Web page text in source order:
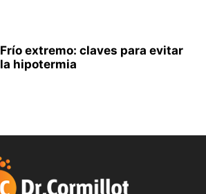
Frío extremo: claves para evitar
la hipotermia